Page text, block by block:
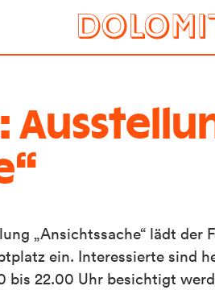
„Ansichtssache“ lädt der
ein. Interessierte sind
bis 22.00 Uhr besichtigt